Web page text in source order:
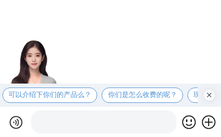
可以介绍下你们的产品么？ 你们是怎么收费的呢？ 现在有